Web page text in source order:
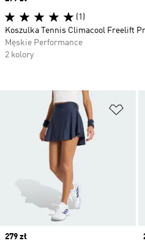
Price
279 zł
(1)
Koszulka Tennis Climacool Freelift
Męskie Performance
2 kolory